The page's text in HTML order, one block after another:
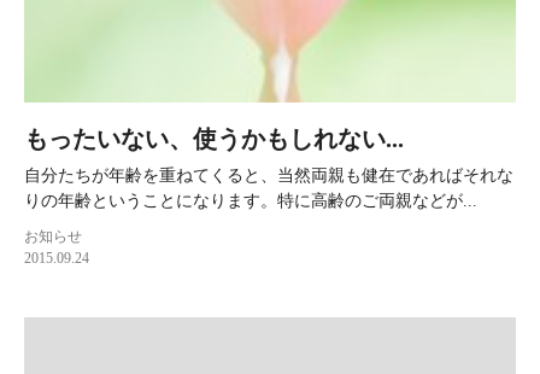
もったいない、使うかもしれない...
自分たちが年齢を重ねてくると、当然両親も健在であればそれな
りの年齢ということになります。特に高齢のご両親などが...
お知らせ
2015.09.24